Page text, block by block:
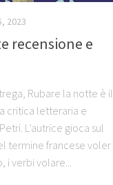
2023
recensione e
Rubare la notte è il
critica letteraria e
L’autrice gioca sul
termine francese voler
i verbi volare...